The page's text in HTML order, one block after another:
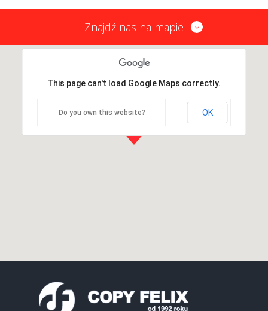
Znajdź nas na mapie
This page can't load Google Maps correctly.
Do you own this website? OK